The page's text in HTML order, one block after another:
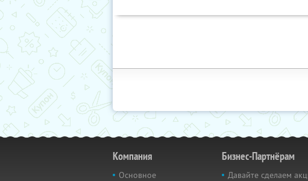
Компания
Основное
Бизнес-Партнёрам
Давайте сделаем